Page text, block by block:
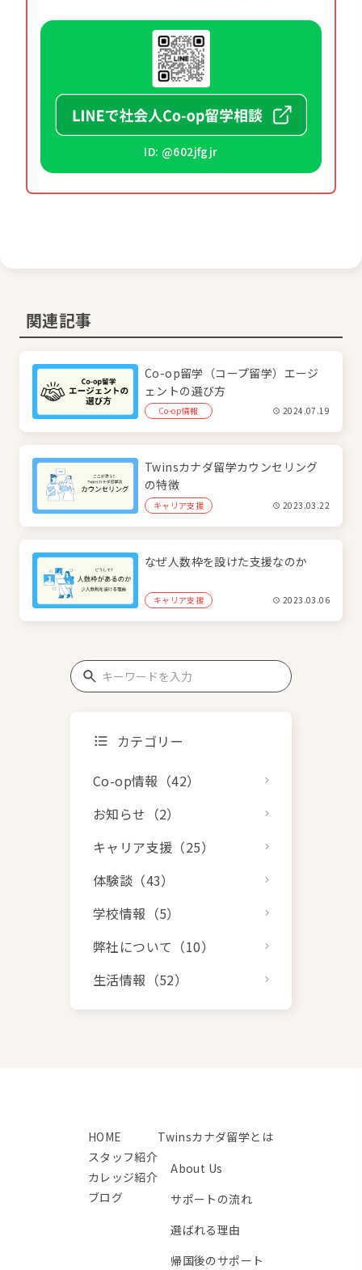
ID: @602jfgjr
関連記事
Co-op留学（コープ留学）エージ
ェントの選び方
Co-op情報 2024.07.19
Twinsカナダ留学カウンセリング
の特徴
キャリア支援 2023.03.22
なぜ人数枠を設けた支援なのか
キャリア支援 2023.03.06
カテゴリー
Co-op情報（42）
お知らせ（2）
キャリア支援（25）
体験談（43）
学校情報（5）
弊社について（10）
生活情報（52）
HOME
スタッフ紹介
カレッジ紹介
ブログ
Twinsカナダ留学とは
About Us
サポートの流れ
選ばれる理由
帰国後のサポート